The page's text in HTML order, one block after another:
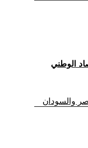
(2).. الاقتصاد الوطني
والسودان